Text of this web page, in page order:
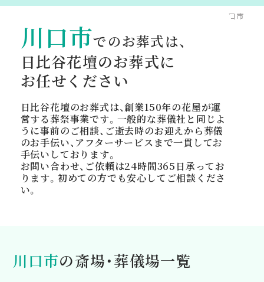
川口市
川口市でのお葬式は、
日比谷花壇のお葬式に
お任せください
日比谷花壇のお葬式は、創業150年の花屋が運
営する葬祭事業です。一般的な葬儀社と同じよ
うに事前のご相談、ご逝去時のお迎えから葬儀
のお手伝い、アフターサービスまで一貫してお
手伝いしております。
お問い合わせ、ご依頼は24時間365日承ってお
ります。初めての方でも安心してご相談くださ
い。
川口市の斎場・葬儀場一覧